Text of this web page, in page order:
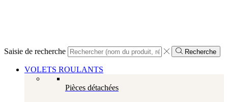
Saisie de recherche Recherche
VOLETS ROULANTS
Pièces détachées